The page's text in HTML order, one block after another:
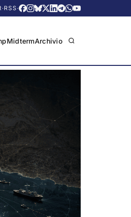
·RSS ·
MidtermArchivio